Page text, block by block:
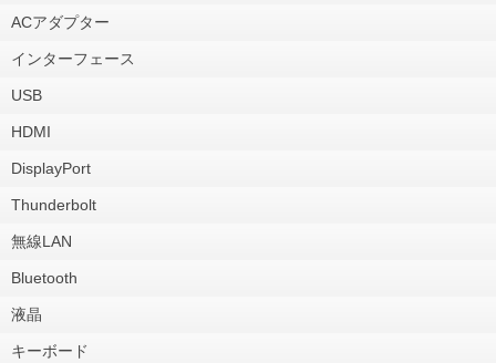
ACアダプター
インターフェース
USB
HDMI
DisplayPort
Thunderbolt
無線LAN
Bluetooth
液晶
キーボード